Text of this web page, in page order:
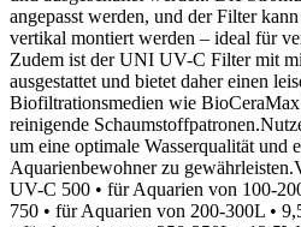
angepasst werden, und der Filter
vertikal montiert werden – ideal für
Zudem ist der UNI UV-C Filter mit
ausgestattet und bietet daher einen
Biofiltrationsmedien wie
reinigende
um eine optimale Wasserqualität und
Aquarienbewohner zu
UV-C 500 • für Aquarien von 100-
750 • für Aquarien von 200-300L •